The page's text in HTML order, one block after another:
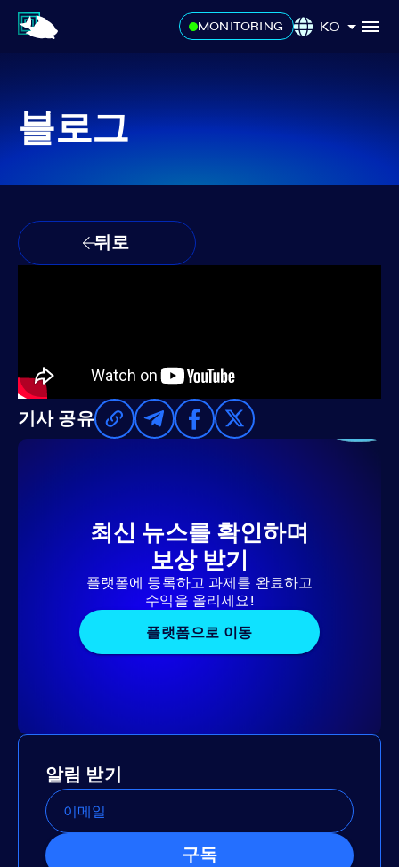
MONITORING KO
블로그
뒤로
기사 공유
최신 뉴스를 확인하며
보상 받기
플랫폼에 등록하고 과제를 완료하고
수익을 올리세요!
플랫폼으로 이동
알림 받기
구독